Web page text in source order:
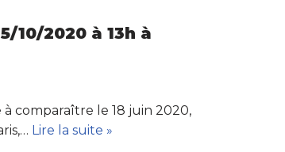
10/2020 à 13h à
comparaître le 18 juin 2020,
Lire la suite »